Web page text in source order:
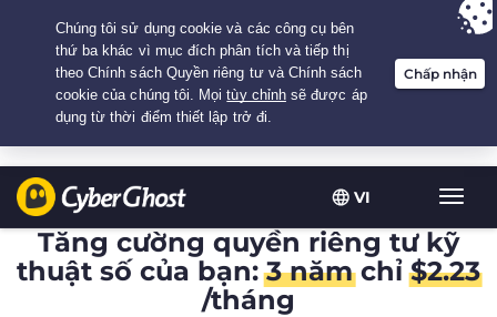
VI
đổi
điều
Your choice:The Best Dealfor 3.3333333333333-years at $
/month
Tăng cường quyền riêng tư kỹ
thuật số của bạn:3 nămchỉ$2.23
/tháng